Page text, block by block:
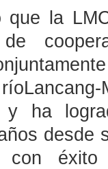
que la
de
y ha
desde
con éxito